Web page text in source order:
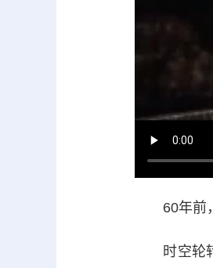
60年前，
时空轮转